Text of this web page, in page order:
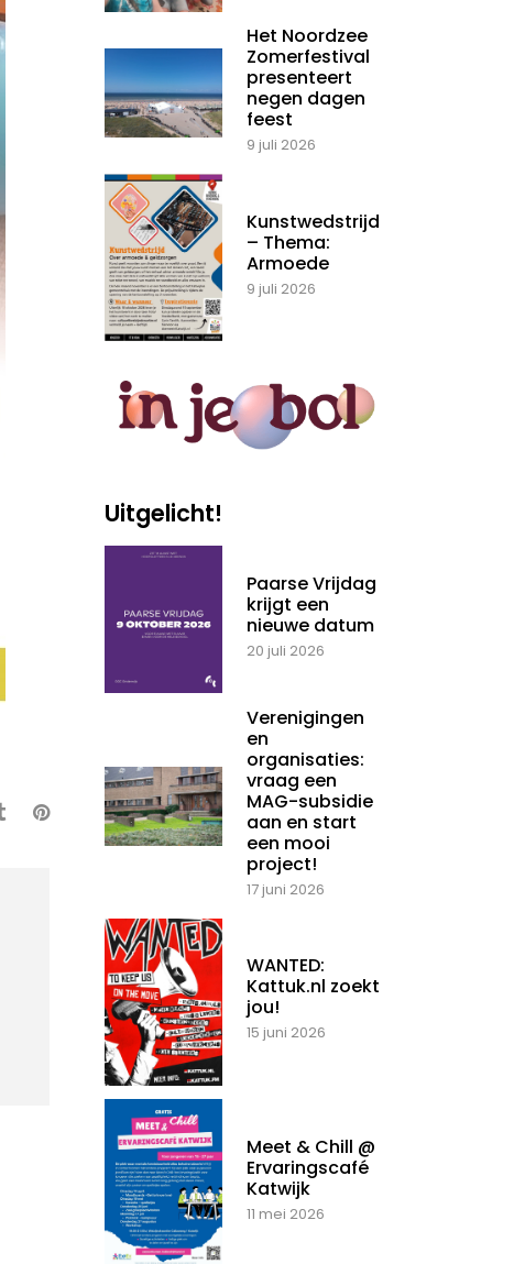
Het Noordzee
Zomerfestival
presenteert
negen dagen
feest
9 juli 2026
Kunstwedstrijd
– Thema:
Armoede
9 juli 2026
Uitgelicht!
Paarse Vrijdag
krijgt een
nieuwe datum
20 juli 2026
Verenigingen
en
organisaties:
vraag een
MAG-subsidie
aan en start
een mooi
project!
17 juni 2026
WANTED:
Kattuk.nl zoekt
jou!
15 juni 2026
Meet & Chill @
Ervaringscafé
Katwijk
11 mei 2026